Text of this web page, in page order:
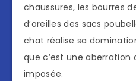
chaussures, les bourres
d’oreilles des sacs
chat réalise sa
que c’est une aberration
imposée.